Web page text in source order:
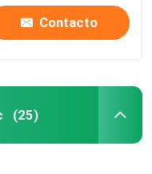
Contacto
(25)